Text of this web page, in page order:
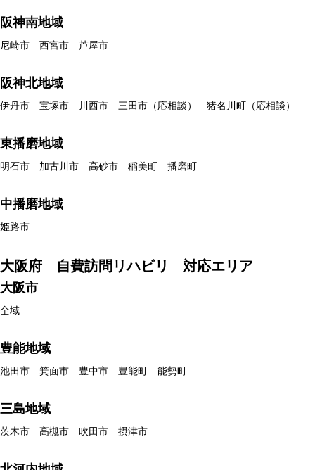
阪神南地域
尼崎市 西宮市 芦屋市
阪神北地域
伊丹市 宝塚市 川西市 三田市（応相談） 猪名川町（応相談）
東播磨地域
明石市 加古川市 高砂市 稲美町 播磨町
中播磨地域
姫路市
大阪府 自費訪問リハビリ 対応エリア
大阪市
全域
豊能地域
池田市 箕面市 豊中市 豊能町 能勢町
三島地域
茨木市 高槻市 吹田市 摂津市